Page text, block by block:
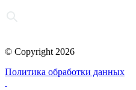
© Copyright 2026
Политика обработки данных